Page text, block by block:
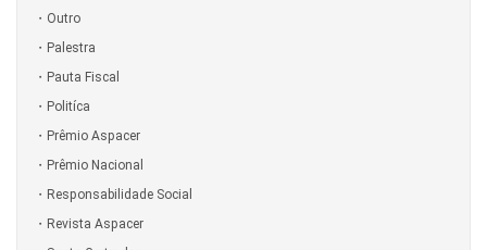
Outro
Palestra
Pauta Fiscal
Politíca
Prêmio Aspacer
Prêmio Nacional
Responsabilidade Social
Revista Aspacer